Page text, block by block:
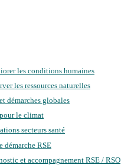
les conditions humaines
les ressources naturelles
démarches globales
le climat
secteurs santé
démarche RSE
et accompagnement RSE / RSO